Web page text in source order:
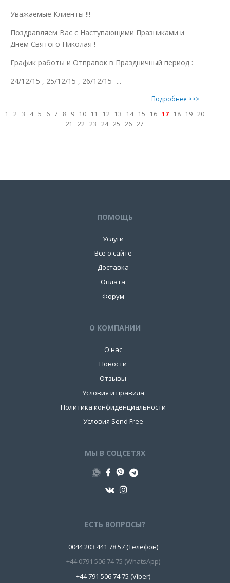
Уважаемые Клиенты !!!
Поздравляем Вас с Наступающими Празниками и
Днем Святого Николая !
График работы и Отправок в Праздничный период :
24/12/15 , 25/12/15 , 26/12/15 -...
Подробнее >>>
1
2 3 4 5 6 7 8 9 10 11 12 13 14 15 16 17 18 19 20
21
22 23 24 25 26 27
ПОМОЩЬ
Услуги
Все о сайте
Доставка
Оплата
Форум
О КОМПАНИИ
О нас
Новости
Отзывы
Условия и правила
Политика конфиденциальности
Условия Send Free
МЫ В СОЦСЕТЯХ
ЕСТЬ ВОПРОСЫ?
0044 203 441 78 57 (Телефон)
+44 0791 506 74 75 (WhatsApp)
+44 791 506 74 75 (Viber)